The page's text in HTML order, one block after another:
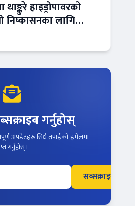
हाइड्रोपावरको
लागि
गर्नुहोस्
अपडेटहरू सिधै तपाईंको इमेलमा
गर्नुहोस्।
सब्सक्राइब